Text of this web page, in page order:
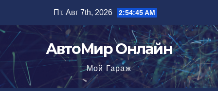
содержимому
Пт. Авг 7th, 2026 2:54:46 AM
АвтоМир Онлайн
Мой Гараж